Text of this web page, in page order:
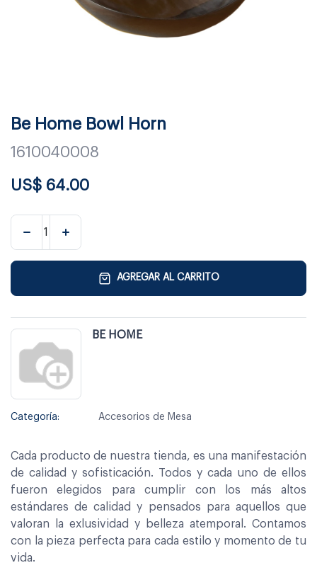
Be Home Bowl Horn
1610040008
US$ 64.00
AGREGAR AL CARRITO
BE HOME
Categoría: Accesorios de Mesa
Cada producto de nuestra tienda, es una manifestación
de calidad y sofisticación. Todos y cada uno de ellos
fueron elegidos para cumplir con los más altos
estándares de calidad y pensados para aquellos que
valoran la exlusividad y belleza atemporal. Contamos
con la pieza perfecta para cada estilo y momento de tu
vida.